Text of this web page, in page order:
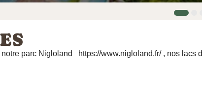
notre parc Nigloland https://www.nigloland.fr/, nos lacs